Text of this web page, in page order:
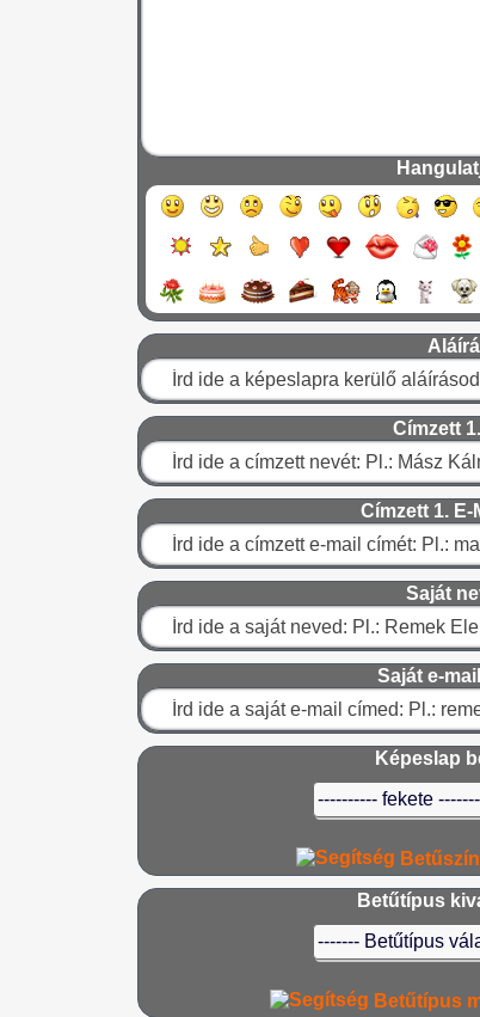
Címzett
Címzett 1. E-
Saját
Saját e-
Képeslap
Betűtípus
Betűtípus